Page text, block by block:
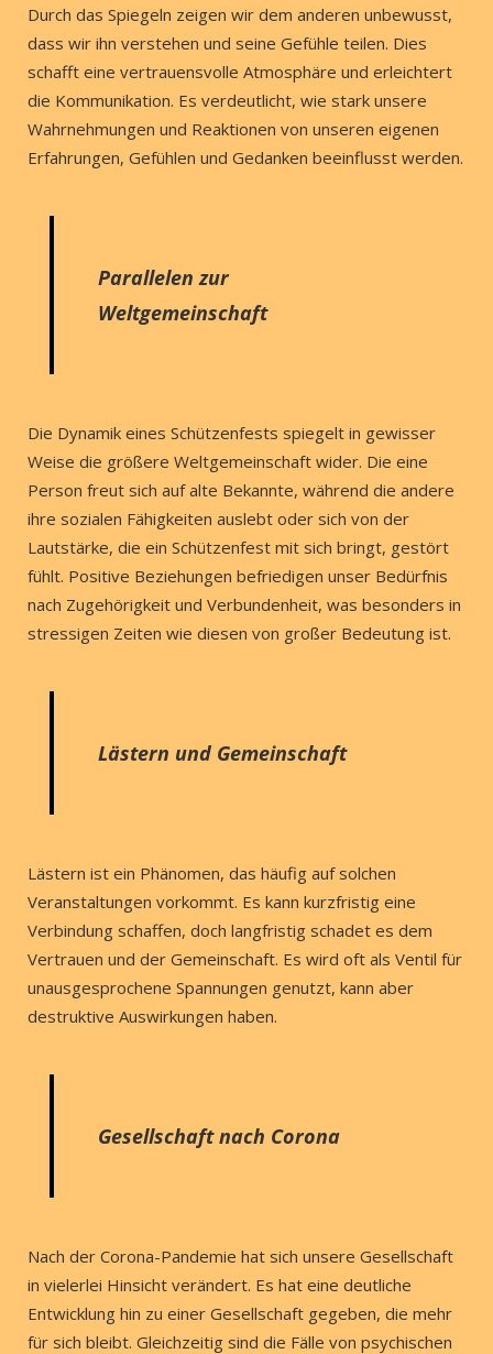
Durch das Spiegeln zeigen wir dem anderen unbewusst,
dass wir ihn verstehen und seine Gefühle teilen. Dies
schafft eine vertrauensvolle Atmosphäre und erleichtert
die Kommunikation. Es verdeutlicht, wie stark unsere
Wahrnehmungen und Reaktionen von unseren eigenen
Erfahrungen, Gefühlen und Gedanken beeinflusst werden.
Parallelen zur
Weltgemeinschaft
Die Dynamik eines Schützenfests spiegelt in gewisser
Weise die größere Weltgemeinschaft wider. Die eine
Person freut sich auf alte Bekannte, während die andere
ihre sozialen Fähigkeiten auslebt oder sich von der
Lautstärke, die ein Schützenfest mit sich bringt, gestört
fühlt. Positive Beziehungen befriedigen unser Bedürfnis
nach Zugehörigkeit und Verbundenheit, was besonders in
stressigen Zeiten wie diesen von großer Bedeutung ist.
Lästern und Gemeinschaft
Lästern ist ein Phänomen, das häufig auf solchen
Veranstaltungen vorkommt. Es kann kurzfristig eine
Verbindung schaffen, doch langfristig schadet es dem
Vertrauen und der Gemeinschaft. Es wird oft als Ventil für
unausgesprochene Spannungen genutzt, kann aber
destruktive Auswirkungen haben.
Gesellschaft nach Corona
Nach der Corona-Pandemie hat sich unsere Gesellschaft
in vielerlei Hinsicht verändert. Es hat eine deutliche
Entwicklung hin zu einer Gesellschaft gegeben, die mehr
für sich bleibt. Gleichzeitig sind die Fälle von psychischen